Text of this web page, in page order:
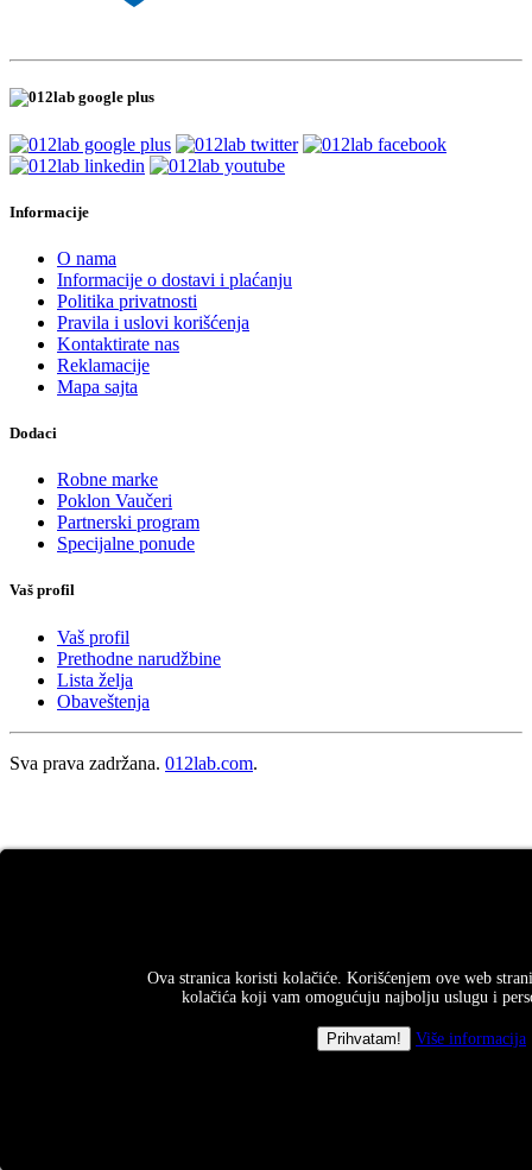
Ova stranica koristi kolačiće. Korišćenjem ove web
kolačića koji vam omogućuju najbolju uslugu i
Više informacija
Informacije
O nama
Informacije o dostavi i plaćanju
Politika privatnosti
Pravila i uslovi korišćenja
Kontaktirate nas
Reklamacije
Mapa sajta
Dodaci
Robne marke
Poklon Vaučeri
Partnerski program
Specijalne ponude
Vaš profil
Vaš profil
Prethodne narudžbine
Lista želja
Obaveštenja
Sva prava zadržana. 012lab.com.